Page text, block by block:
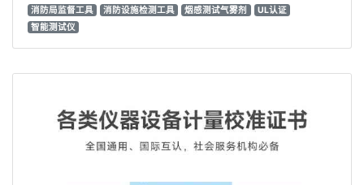
消防局监督工具
消防设施检测工具 烟感测试气雾剂
UL认证
智能测试仪